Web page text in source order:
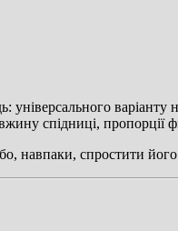
універсального
спідниці, пропорції
навпаки, спростити